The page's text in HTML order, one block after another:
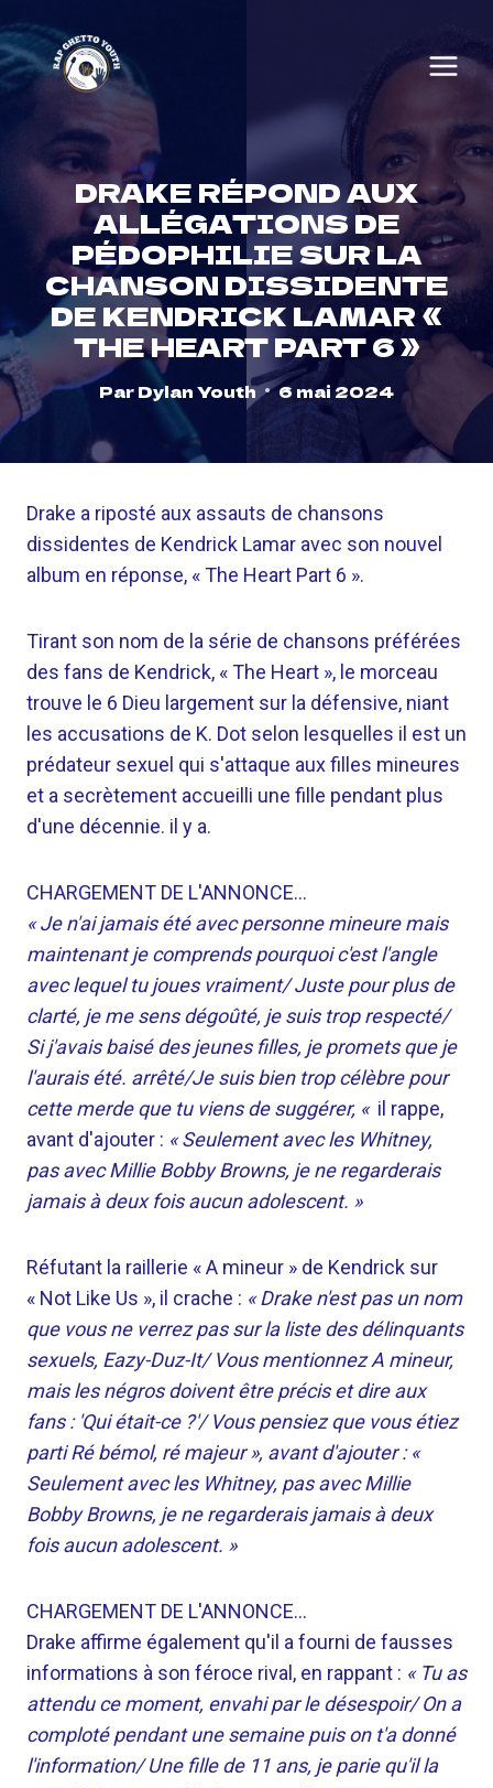
to
content
DRAKE RÉPOND AUX
ALLÉGATIONS DE
PÉDOPHILIE SUR LA
CHANSON DISSIDENTE
DE KENDRICK LAMAR «
THE HEART PART 6 »
ParDylan Youth 6 mai 2024
Drake a riposté aux assauts de chansons
dissidentes de Kendrick Lamar avec son nouvel
album en réponse, « The Heart Part 6 ».
Tirant son nom de la série de chansons préférées
des fans de Kendrick, « ​​The Heart », le morceau
trouve le 6 Dieu largement sur la défensive, niant
les accusations de K. Dot selon lesquelles il est un
prédateur sexuel qui s'attaque aux filles mineures
et a secrètement accueilli une fille pendant plus
d'une décennie. il y a.
CHARGEMENT DE L'ANNONCE…
« Je n'ai jamais été avec personne mineure mais
maintenant je comprends pourquoi c'est l'angle
avec lequel tu joues vraiment/ Juste pour plus de
clarté, je me sens dégoûté, je suis trop respecté/
Si j'avais baisé des jeunes filles, je promets que je
l'aurais été. arrêté/Je suis bien trop célèbre pour
cette merde que tu viens de suggérer, « il rappe,
avant d'ajouter : « Seulement avec les Whitney,
pas avec Millie Bobby Browns, je ne regarderais
jamais à deux fois aucun adolescent. »
Réfutant la raillerie « A mineur » de Kendrick sur
« Not Like Us », il crache : « Drake n'est pas un nom
que vous ne verrez pas sur la liste des délinquants
sexuels, Eazy-Duz-It/ Vous mentionnez A mineur,
mais les négros doivent être précis et dire aux
fans : 'Qui était-ce ?'/ Vous pensiez que vous étiez
parti Ré bémol, ré majeur », avant d'ajouter : «
Seulement avec les Whitney, pas avec Millie
Bobby Browns, je ne regarderais jamais à deux
fois aucun adolescent. »
CHARGEMENT DE L'ANNONCE…
Drake affirme également qu'il a fourni de fausses
informations à son féroce rival, en rappant : « Tu as
attendu ce moment, envahi par le désespoir/ On a
comploté pendant une semaine puis on t'a donné
l'information/ Une fille de 11 ans, je parie qu'il la